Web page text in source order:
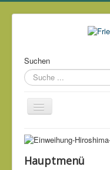
Suchen
Über mich
Kontakt
Hauptmenü